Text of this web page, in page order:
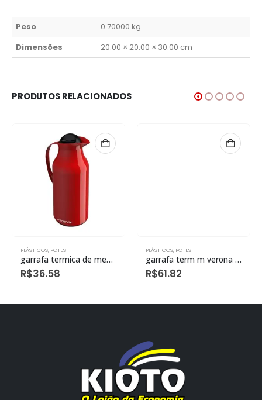
Peso
0.70000 kg
Dimensões
20.00 × 20.00 × 30.00 cm
PRODUTOS RELACIONADOS
PLÁSTICOS, POTES
garrafa termica de mesa siena 1,0l vermelha eco
R$36.58
PLÁSTICOS, POTES
garrafa term m verona pressao 600ml bege eco
R$61.82